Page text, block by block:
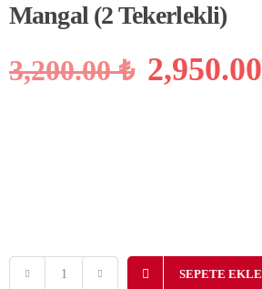
Mangal (2 Tekerlekli)
3,200.00₺ Orijinal
2,950.00
SEPETE EKLE